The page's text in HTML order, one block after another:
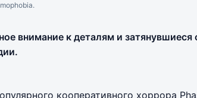
внимание к деталям и затянувшиеся
кооперативного хоррора